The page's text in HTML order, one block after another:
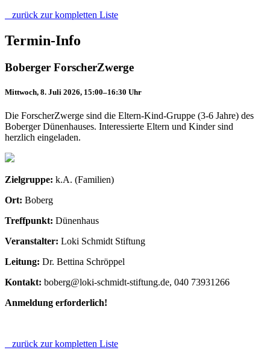
zurück zur kompletten Liste
Termin-Info
Boberger ForscherZwerge
Mittwoch, 8. Juli 2026, 15:00–16:30 Uhr
Die ForscherZwerge sind die Eltern-Kind-Gruppe (3-6 Jahre) des
Boberger Dünenhauses. Interessierte Eltern und Kinder sind
herzlich eingeladen.
Zielgruppe: k.A. (Familien)
Ort: Boberg
Treffpunkt: Dünenhaus
Veranstalter: Loki Schmidt Stiftung
Leitung: Dr. Bettina Schröppel
Kontakt: boberg@loki-schmidt-stiftung.de, 040 73931266
Anmeldung erforderlich!
zurück zur kompletten Liste